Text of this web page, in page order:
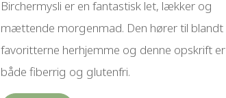
Birchermysli er en fantastisk let, lækker og
mættende morgenmad. Den hører til blandt
favoritterne herhjemme og denne opskrift er
både fiberrig og glutenfri.